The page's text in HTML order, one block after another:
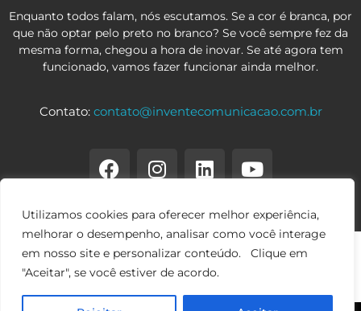
Utilizamos cookies para oferecer melhor experiência,
melhorar o desempenho, analisar como você interage
em nosso site e personalizar conteúdo. Clique em
"Aceitar", se você estiver de acordo.
Enquanto todos falam, nós escutamos. Se a cor é branca, por
que não optar pelo preto no branco? Se você sempre fez da
mesma forma, chegou a hora de inovar. Se até agora tem
funcionado, vamos fazer funcionar ainda melhor.
Contato: contato@inventecomunicacao.com.br